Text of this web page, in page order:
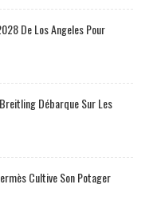
De Los Angeles Pour
Débarque Sur Les
Cultive Son Potager